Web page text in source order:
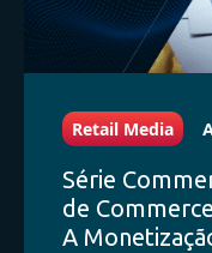
Retail Media
Série
de
A